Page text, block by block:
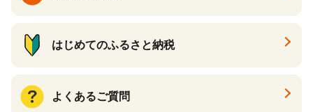
はじめてのふるさと納税
よくあるご質問